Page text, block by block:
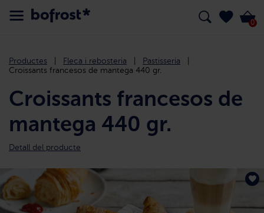
0
Productes Fleca i rebosteria
Pastisseria
Croissants francesos de mantega 440 gr.
Croissants francesos de
mantega 440 gr.
Detall del producte